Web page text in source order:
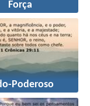
Força
Poderoso